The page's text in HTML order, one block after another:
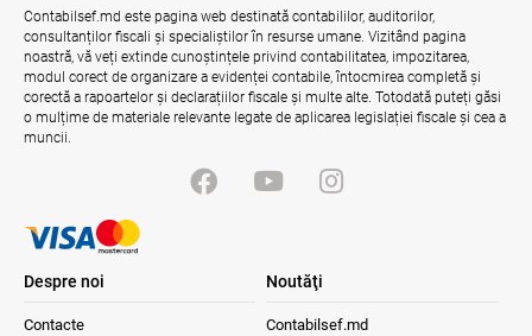
Efectele trecerii la euro ca monedă de
referință
06.08.2026 BNM
Contabilsef.md este pagina web destinată contabililor, auditorilor,
consultanților fiscali și specialiștilor în resurse umane. Vizitând pagina
noastră, vă veți extinde cunoștințele privind contabilitatea, impozitarea,
modul corect de organizare a evidenței contabile, întocmirea completă și
corectă a rapoartelor și declarațiilor fiscale și multe alte. Totodată puteți găsi
o mulțime de materiale relevante legate de aplicarea legislației fiscale și cea a
muncii.
Despre noi
Contacte
Noutăţi
Contabilsef.md